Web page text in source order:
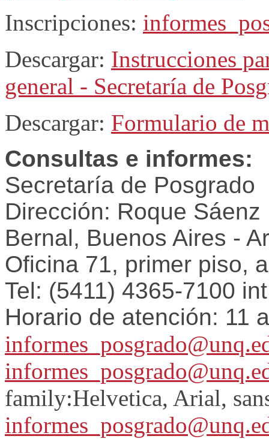
Inscripciones:
Descargar: Instrucciones
general - Secretaría de
Descargar: Formulario de
Consultas e informes:
Secretaría de Posgrado
Dirección: Roque
Bernal, Buenos Aires -
Oficina 71, primer piso,
Tel: (5411) 4365-7100
Horario de atención: 11
family:Helvetica, Arial,